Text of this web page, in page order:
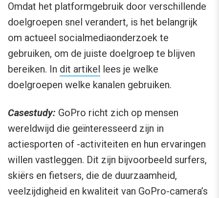
Omdat het platformgebruik door verschillende
doelgroepen snel verandert, is het belangrijk
om actueel socialmediaonderzoek te
gebruiken, om de juiste doelgroep te blijven
bereiken. In dit artikel lees je welke
doelgroepen welke kanalen gebruiken.
Casestudy: GoPro richt zich op mensen
wereldwijd die geïnteresseerd zijn in
actiesporten of -activiteiten en hun ervaringen
willen vastleggen. Dit zijn bijvoorbeeld surfers,
skiërs en fietsers, die de duurzaamheid,
veelzijdigheid en kwaliteit van GoPro-camera’s